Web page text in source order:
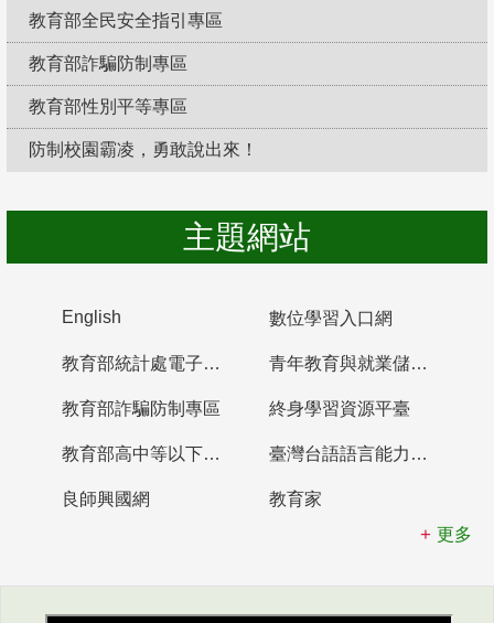
教育部全民安全指引專區
教育部詐騙防制專區
教育部性別平等專區
防制校園霸凌，勇敢說出來！
主題網站
English 數位學習入口網
教育部統計處電子書櫃 青年教育與就業儲蓄帳戶
教育部詐騙防制專區 終身學習資源平臺
教育部高中等以下學校及幼兒園教師資格檢定考試 臺灣台語語言能力認證網站
良師興國網
教育家
更多